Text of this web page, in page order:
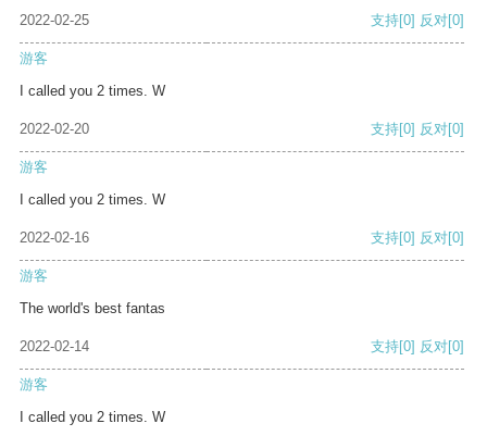
2022-02-25 支持[0] 反对[0]
游客
I called you 2 times. W
2022-02-20 支持[0] 反对[0]
游客
I called you 2 times. W
2022-02-16 支持[0] 反对[0]
游客
The world's best fantas
2022-02-14 支持[0] 反对[0]
游客
I called you 2 times. W